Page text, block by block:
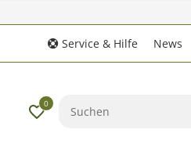
Service & Hilfe News
0